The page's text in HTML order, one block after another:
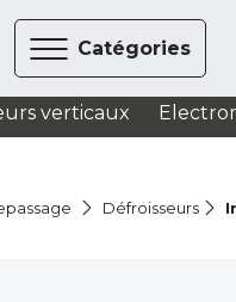
Catégories
verticaux
Défroisseurs